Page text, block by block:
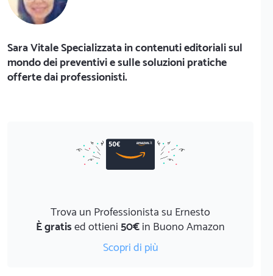
Sara Vitale Specializzata in contenuti editoriali sul
mondo dei preventivi e sulle soluzioni pratiche
offerte dai professionisti.
Trova un Professionista su Ernesto
È gratised ottieni50€in Buono Amazon
Scopri di più